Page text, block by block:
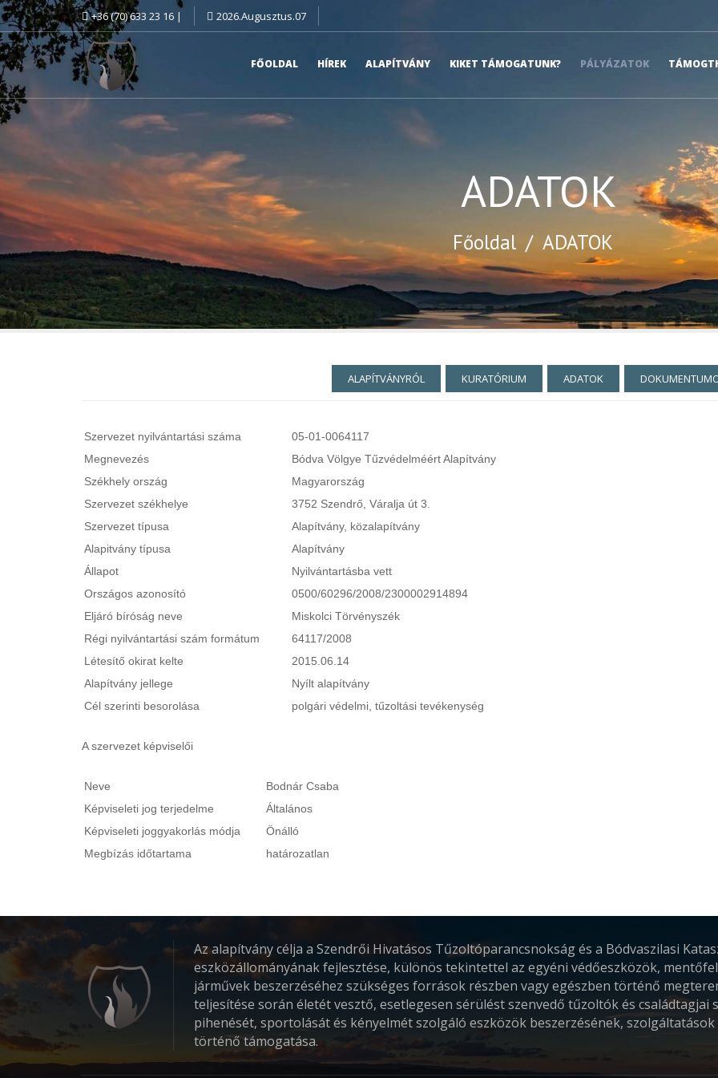
+36 (70) 633 23 16 | 2026.Augusztus.07
FŐOLDAL HÍREK ALAPÍTVÁNY KIKET TÁMOGATUNK? PÁLYÁZATOK
ADATOK
Főoldal / ADATOK
ALAPÍTVÁNYRÓL KURATÓRIUM ADATOK
Szervezet nyilvántartási száma
05-01-0064117
Megnevezés
Bódva Völgye Tűzvédelméért Alapítvány
Székhely ország
Magyarország
Szervezet székhelye
3752 Szendrő, Váralja út 3.
Szervezet típusa
Alapítvány, közalapítvány
Alapitvány típusa
Alapítvány
Állapot
Nyilvántartásba vett
Országos azonosító
0500/60296/2008/2300002914894
Eljáró bíróság neve
Miskolci Törvényszék
Régi nyilvántartási szám formátum
64117/2008
Létesítő okirat kelte
2015.06.14
Alapítvány jellege
Nyílt alapítvány
Cél szerinti besorolása
polgári védelmi, tűzoltási tevékenység
A szervezet képviselői
Neve
Bodnár Csaba
Képviseleti jog terjedelme
Általános
Képviseleti joggyakorlás módja
Önálló
Megbízás időtartama
határozatlan
Az alapítvány célja a Szendrői Hivatásos Tűzoltóparancsnokság és a Bódvaszilasi
eszközállományának fejlesztése, különös tekintettel az egyéni védőeszközök,
járművek beszerzéséhez szükséges források részben vagy egészben történő
teljesítése során életét vesztő, esetlegesen sérülést szenvedő tűzoltók és
pihenését, sportolását és kényelmét szolgáló eszközök beszerzésének,
történő támogatása.